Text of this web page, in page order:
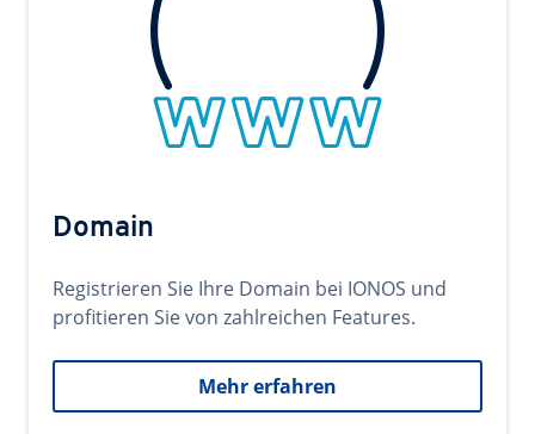
Domain
Registrieren Sie Ihre Domain bei IONOS und
profitieren Sie von zahlreichen Features.
Mehr erfahren